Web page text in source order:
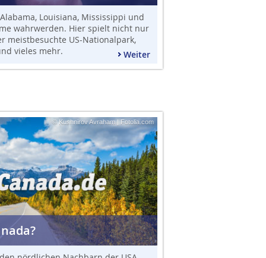
Louisiana, Mississippi und
wahrwerden. Hier spielt nicht nur
meistbesuchte US-Nationalpark,
vieles mehr.
Weiter
© Kushnirov Avraham | Fotolia.com